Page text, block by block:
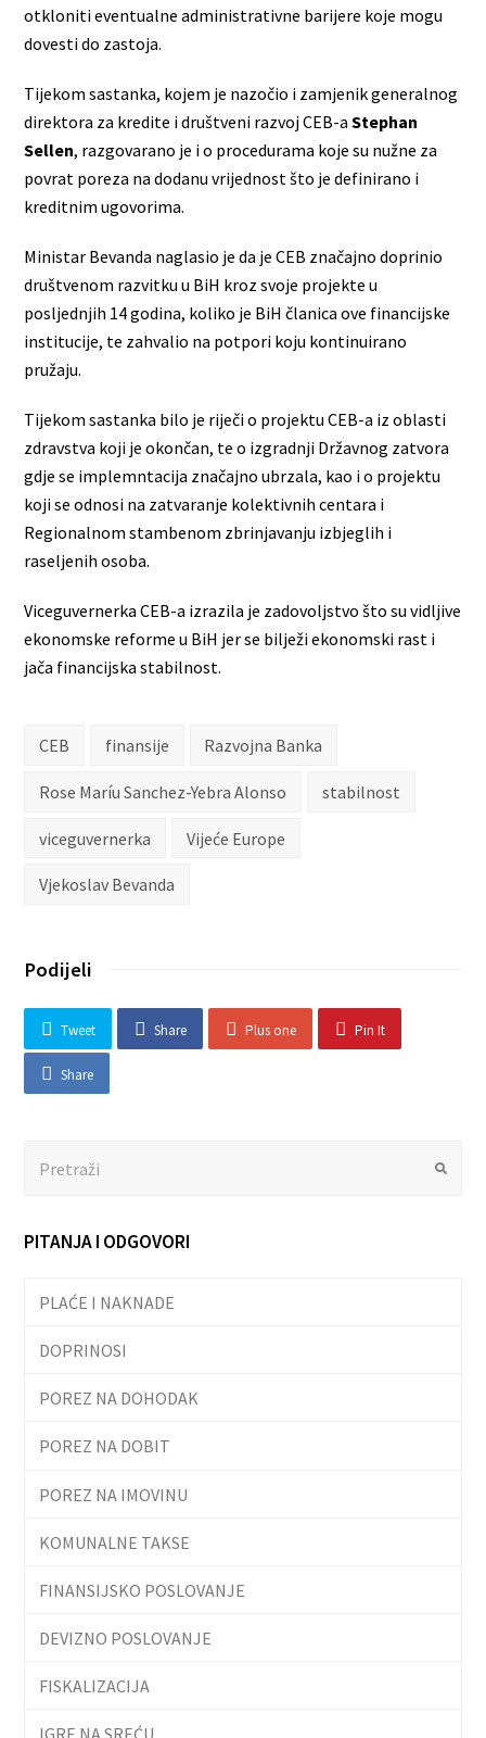
otkloniti eventualne administrativne barijere koje mogu
dovesti do zastoja.
Tijekom sastanka, kojem je nazočio i zamjenik generalnog
direktora za kredite i društveni razvoj CEB-aStephan
Sellen, razgovarano je i o procedurama koje su nužne za
povrat poreza na dodanu vrijednost što je definirano i
kreditnim ugovorima.
Ministar Bevanda naglasio je da je CEB značajno doprinio
društvenom razvitku u BiH kroz svoje projekte u
posljednjih 14 godina, koliko je BiH članica ove financijske
institucije, te zahvalio na potpori koju kontinuirano
pružaju.
Tijekom sastanka bilo je riječi o projektu CEB-a iz oblasti
zdravstva koji je okončan, te o izgradnji Državnog zatvora
gdje se implemntacija značajno ubrzala, kao i o projektu
koji se odnosi na zatvaranje kolektivnih centara i
Regionalnom stambenom zbrinjavanju izbjeglih i
raseljenih osoba.
Viceguvernerka CEB-a izrazila je zadovoljstvo što su vidljive
ekonomske reforme u BiH jer se bilježi ekonomski rast i
jača financijska stabilnost.
CEB finansije Razvojna Banka
Rose Maríu Sanchez-Yebra Alonso stabilnost
viceguvernerka Vijeće Europe
Vjekoslav Bevanda
Podijeli
Tweet Share Plus one Pin It
Share
PITANJA I ODGOVORI
PLAĆE I NAKNADE
DOPRINOSI
POREZ NA DOHODAK
POREZ NA DOBIT
POREZ NA IMOVINU
KOMUNALNE TAKSE
FINANSIJSKO POSLOVANJE
DEVIZNO POSLOVANJE
FISKALIZACIJA